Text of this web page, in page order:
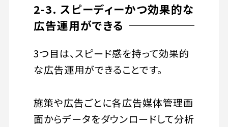
2-3. スピーディーかつ効果的な
広告運用ができる
3つ目は、スピード感を持って効果的
な広告運用ができることです。
施策や広告ごとに各広告媒体管理画
面からデータをダウンロードして分析